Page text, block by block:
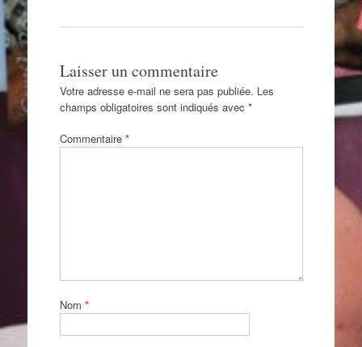
Laisser un commentaire
Votre adresse e-mail ne sera pas publiée. Les
champs obligatoires sont indiqués avec *
Commentaire *
Nom *